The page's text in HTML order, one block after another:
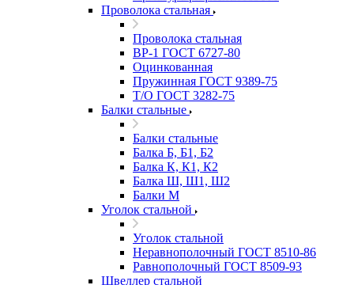
Проволока стальная
Проволока стальная
ВР-1 ГОСТ 6727-80
Оцинкованная
Пружинная ГОСТ 9389-75
Т/О ГОСТ 3282-75
Балки стальные
Балки стальные
Балка Б, Б1, Б2
Балка К, К1, К2
Балка Ш, Ш1, Ш2
Балки М
Уголок стальной
Уголок стальной
Неравнополочный ГОСТ 8510-86
Равнополочный ГОСТ 8509-93
Швеллер стальной